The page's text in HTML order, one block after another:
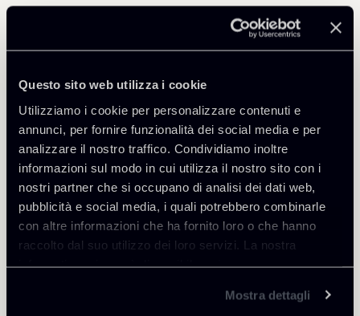
Questo sito web utilizza i cookie
Utilizziamo i cookie per personalizzare contenuti e
annunci, per fornire funzionalità dei social media e per
analizzare il nostro traffico. Condividiamo inoltre
informazioni sul modo in cui utilizza il nostro sito con i
nostri partner che si occupano di analisi dei dati web,
pubblicità e social media, i quali potrebbero combinarle
con altre informazioni che ha fornito loro o che hanno
raccolto dal suo utilizzo dei loro servizi. La nostra
informativa privacy è disponibilequi.
Mostra dettagli
Approfondisci
Financial Regulation
Scarica Allegati
Condividi